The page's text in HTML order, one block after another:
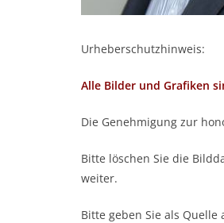
Urheberschutzhinweis:
Alle Bilder und Grafiken
Die Genehmigung zur
Bitte löschen Sie die
weiter.
Bitte geben Sie als